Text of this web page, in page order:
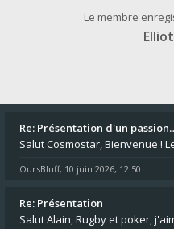
Le membre
Re: Présentation d'un
OursBluff, 10 juin 2026, 12:50
Re: Présentation